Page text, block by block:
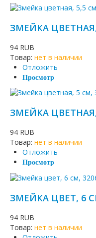
ЗМЕЙКА
94 RUB
Товар: нет в наличии
Отложить
Просмотр
ЗМЕЙКА
94 RUB
Товар: нет в наличии
Отложить
Просмотр
ЗМЕЙКА ЦВЕТ, 6
94 RUB
Товар: нет в наличии